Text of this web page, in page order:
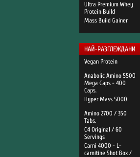
Ultra Premium Whey
Protein Build
Mass Build Gainer
НАЙ-РАЗГЛЕЖДАНИ
Vegan Protein
Anabolic Amino 5500
Mega Caps - 400
Caps.
Hyper Mass 5000
Amino 2700 / 350
Tabs.
C4 Original / 60
Servings
Carni 4000 - L-
carnitine Shot Box /